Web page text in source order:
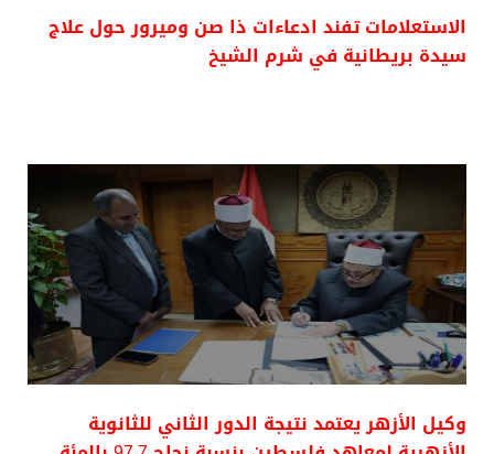
الاستعلامات تفند ادعاءات ذا صن وميرور حول علاج
سيدة بريطانية في شرم الشيخ
وكيل الأزهر يعتمد نتيجة الدور الثاني للثانوية